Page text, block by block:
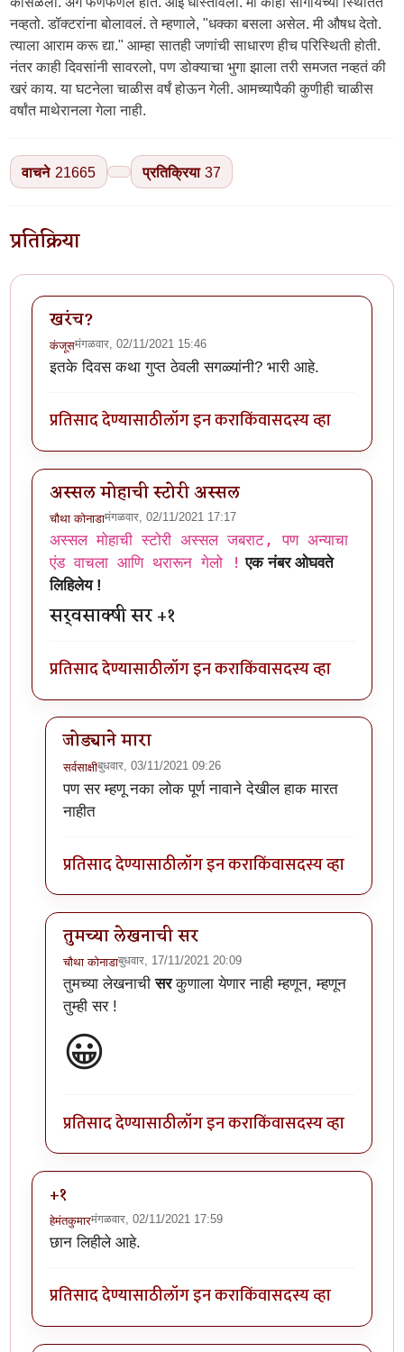
वाचने 21665 प्रतिक्रिया 37
प्रतिक्रिया
खरंच?
कंजूसमंगळवार, 02/11/2021 15:46
इतके दिवस कथा गुप्त ठेवली सगळ्यांनी? भारी आहे.
प्रतिसाद देण्यासाठीलॉग इन कराकिंवासदस्य व्हा
अस्सल मोहाची स्टोरी अस्सल
चौथा कोनाडामंगळवार, 02/11/2021 17:17
अस्सल मोहाची स्टोरी अस्सल जबराट, पण अन्याचा
एंड वाचला आणि थरारून गेलो ! एक नंबर ओघवते
लिहिलेय !
सर्वसाक्षी सर +१
प्रतिसाद देण्यासाठीलॉग इन कराकिंवासदस्य व्हा
जोड्याने मारा
सर्वसाक्षीबुधवार, 03/11/2021 09:26
In reply toअस्सल मोहाची स्टोरी अस्सलbyचौथा कोनाडा
पण सर म्हणू नका लोक पूर्ण नावाने देखील हाक मारत
नाहीत
प्रतिसाद देण्यासाठीलॉग इन कराकिंवासदस्य व्हा
तुमच्या लेखनाची सर
चौथा कोनाडाबुधवार, 17/11/2021 20:09
In reply toअस्सल मोहाची स्टोरी अस्सलbyचौथा कोनाडा
तुमच्या लेखनाचीसरकुणाला येणार नाही म्हणून, म्हणून
तुम्ही सर !
😀
प्रतिसाद देण्यासाठीलॉग इन कराकिंवासदस्य व्हा
+१
हेमंतकुमारमंगळवार, 02/11/2021 17:59
छान लिहीले आहे.
प्रतिसाद देण्यासाठीलॉग इन कराकिंवासदस्य व्हा